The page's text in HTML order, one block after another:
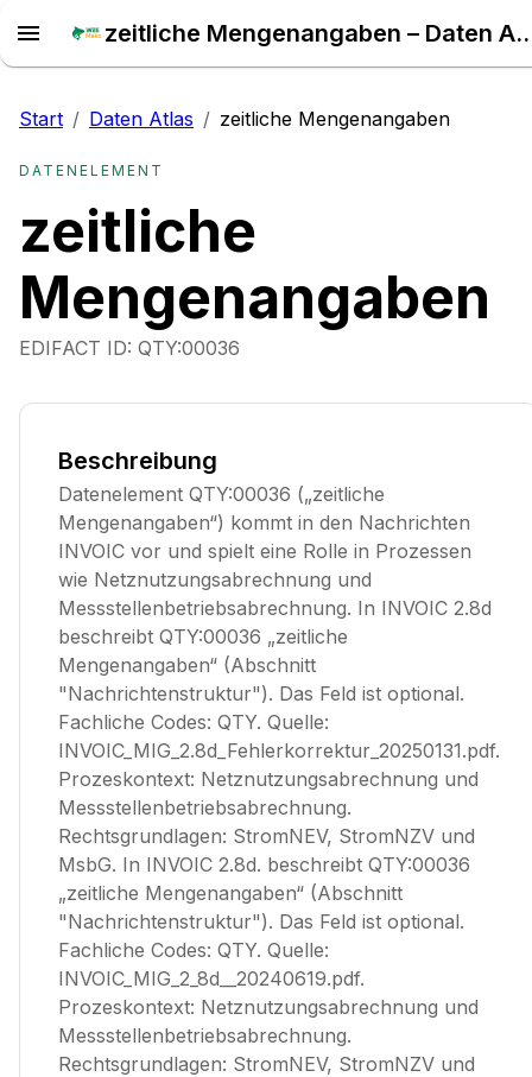
zeitliche
Start / Daten Atlas / zeitliche Mengenangaben
DATENELEMENT
zeitliche
Mengenangaben
EDIFACT ID: QTY:00036
Beschreibung
Datenelement QTY:00036 („zeitliche
Mengenangaben“) kommt in den Nachrichten
INVOIC vor und spielt eine Rolle in Prozessen
wie Netznutzungsabrechnung und
Messstellenbetriebsabrechnung. In INVOIC 2.8d
beschreibt QTY:00036 „zeitliche
Mengenangaben“ (Abschnitt
"Nachrichtenstruktur"). Das Feld ist optional.
Fachliche Codes: QTY. Quelle:
INVOIC_MIG_2.8d_Fehlerkorrektur_20250131.pdf.
Prozeskontext: Netznutzungsabrechnung und
Messstellenbetriebsabrechnung.
Rechtsgrundlagen: StromNEV, StromNZV und
MsbG. In INVOIC 2.8d. beschreibt QTY:00036
„zeitliche Mengenangaben“ (Abschnitt
"Nachrichtenstruktur"). Das Feld ist optional.
Fachliche Codes: QTY. Quelle:
INVOIC_MIG_2_8d__20240619.pdf.
Prozeskontext: Netznutzungsabrechnung und
Messstellenbetriebsabrechnung.
Rechtsgrundlagen: StromNEV, StromNZV und